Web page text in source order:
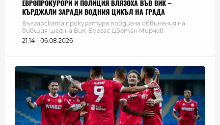
ЕВРОПРОКУРОРИ И ПОЛИЦИЯ ВЛЯЗОХА ВЪВ ВИК –
КЪРДЖАЛИ ЗАРАДИ ВОДНИЯ ЦИКЪЛ НА ГРАДА
Българската прокуратура повдигна обвинения на
бившия шеф на ВиК-Бургас Цветан Мирчев
21:14 - 06.08.2026